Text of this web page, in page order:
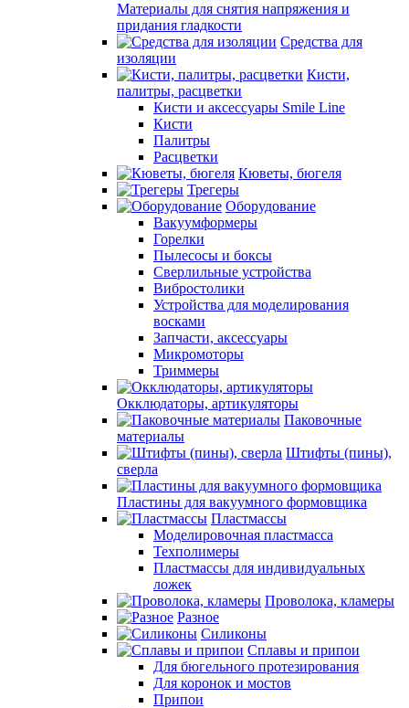
Материалы для снятия напряжения и
придания гладкости
Средства для
изоляции
Кисти,
палитры, расцветки
Кисти и аксессуары Smile Line
Кисти
Палитры
Расцветки
Кюветы, бюгеля
Трегеры
Оборудование
Вакуумформеры
Горелки
Пылесосы и боксы
Сверлильные устройства
Вибростолики
Устройства для моделирования
восками
Запчасти, аксессуары
Микромоторы
Триммеры
Окклюдаторы, артикуляторы
Паковочные
материалы
Штифты (пины),
сверла
Пластины для вакуумного формовщика
Пластмассы
Моделировочная пластмасса
Техполимеры
Пластмассы для индивидуальных
ложек
Проволока, кламеры
Разное
Силиконы
Сплавы и припои
Для бюгельного протезирования
Для коронок и мостов
Припои